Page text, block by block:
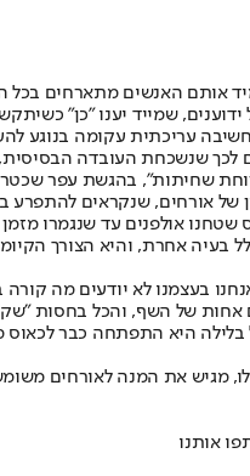
אותם האנשים מתארחים בכל
שמייד יענו "כן"
עריכתית עקומה בנוגע
שנשכחת העובדה הבסיסית,
של אורחים, שנקראים
אולפנים עד שנגמרו
בעיה אחרת, והיא הצורך
בעצמנו לא יודעים מה
של השף, והכל בחסות
היא התפתחה כבר לכאוס
מגיש את המנה לאורחים
אותנו